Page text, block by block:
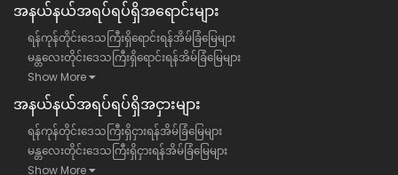
အနယ်နယ်အရပ်ရပ်ရှိအရောင်းများ
ရန်ကုန်တိုင်းဒေသကြီးရှိရောင်းရန်အိမ်ခြံမြေများ
မန္တလေးတိုင်းဒေသကြီးရှိရောင်းရန်အိမ်ခြံမြေများ
Show More
အနယ်နယ်အရပ်ရပ်ရှိအငှားများ
ရန်ကုန်တိုင်းဒေသကြီးရှိငှားရန်အိမ်ခြံမြေများ
မန္တလေးတိုင်းဒေသကြီးရှိငှားရန်အိမ်ခြံမြေများ
Show More